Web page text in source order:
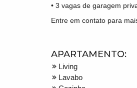
• 3 vagas de garagem
Entre em contato para
APARTAMENTO:
Living
Lavabo